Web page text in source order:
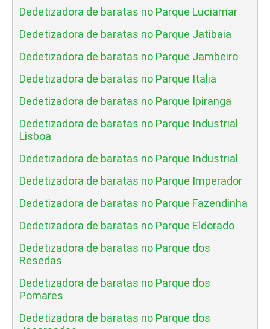
Dedetizadora de baratas no Parque Luciamar
Dedetizadora de baratas no Parque Jatibaia
Dedetizadora de baratas no Parque Jambeiro
Dedetizadora de baratas no Parque Italia
Dedetizadora de baratas no Parque Ipiranga
Dedetizadora de baratas no Parque Industrial
Lisboa
Dedetizadora de baratas no Parque Industrial
Dedetizadora de baratas no Parque Imperador
Dedetizadora de baratas no Parque Fazendinha
Dedetizadora de baratas no Parque Eldorado
Dedetizadora de baratas no Parque dos
Resedas
Dedetizadora de baratas no Parque dos
Pomares
Dedetizadora de baratas no Parque dos